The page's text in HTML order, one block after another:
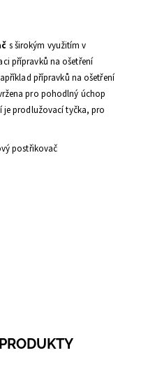
s širokým využitím v
přípravků na ošetření
přípravků na ošetření
pro pohodlný úchop
je prodlužovací tyčka, pro
postřikovač